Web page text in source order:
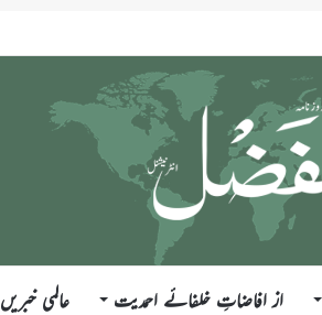
از افاضاتِ خلفائے احمدیت عالمی خبریں